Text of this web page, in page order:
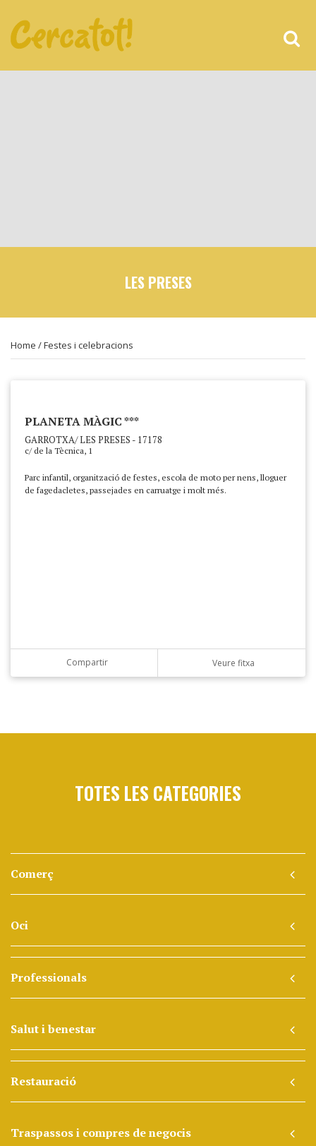
LES PRESES
Home /Festes i celebracions
PLANETA MÀGIC ***
GARROTXA/ LES PRESES - 17178
c/ de la Tècnica, 1
Parc infantil, organització de festes, escola de moto per nens, lloguer
de fagedacletes, passejades en carruatge i molt més.
Compartir Veure fitxa
TOTES LES CATEGORIES
Comerç
Oci
Professionals
Salut i benestar
Restauració
Traspassos i compres de negocis